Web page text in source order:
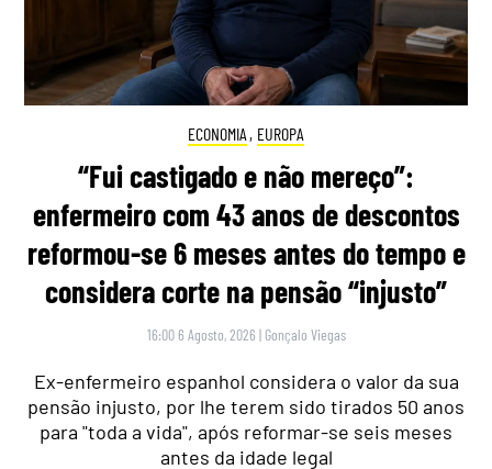
ECONOMIA , EUROPA
“Fui castigado e não mereço”:
enfermeiro com 43 anos de descontos
reformou-se 6 meses antes do tempo e
considera corte na pensão “injusto”
16:00 6 Agosto, 2026 | Gonçalo Viegas
Ex-enfermeiro espanhol considera o valor da sua
pensão injusto, por lhe terem sido tirados 50 anos
para "toda a vida", após reformar-se seis meses
antes da idade legal